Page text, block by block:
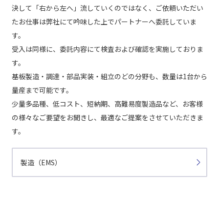
決して「右から左へ」流していくのではなく、ご依頼いただい
たお仕事は弊社にて吟味した上でパートナーへ委託していま
す。
受入は同様に、委託内容にて検査および確認を実施しておりま
す。
基板製造・調達・部品実装・組立のどの分野も、数量は1台から
量産まで可能です。
少量多品種、低コスト、短納期、高難易度製造品など、お客様
の様々なご要望をお聞きし、最適なご提案をさせていただきま
す。
製造（EMS）